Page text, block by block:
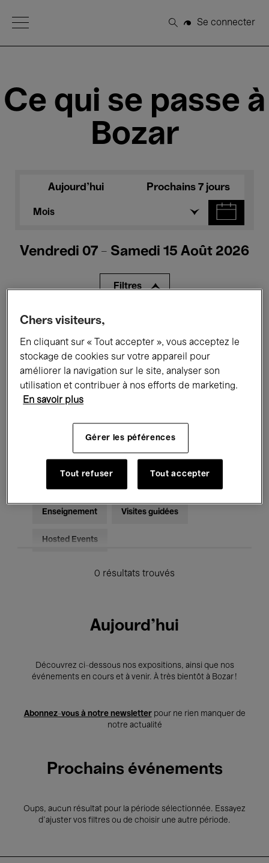
Open Menu
Rechercher
Se connecter
Ce qui se passe à
Bozar
Aujourd'hui Prochains 7 jours
Mois
Vendredi 07 - Samedi 15 Août 2026
Filtres
Tous les événements
Expositions Films Performances
Rencontres & Débats Jazz
Musique électronique
Enseignement Visites guidées
Hosted Events
0 résultats trouvés
Aujourd'hui
Découvrez ci-dessous nos expositions, ainsi que nos
événements en cours et à venir. À très bientôt à Bozar !
Abonnez-vous à notre newsletterpour ne rien manquer de
notre actualité
Prochains événements
Oups, aucun résultat pour la période sélectionnée. Essayez
d’ajuster vos filtres ou de choisir une autre période.
Chers visiteurs,
En cliquant sur « Tout accepter », vous acceptez le
stockage de cookies sur votre appareil pour
améliorer la navigation sur le site, analyser son
utilisation et contribuer à nos efforts de marketing.
En savoir plus
Gérer les péférences
Tout refuser Tout accepter